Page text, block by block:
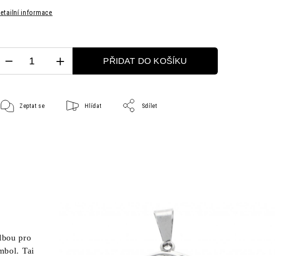
informace
PŘIDAT DO KOŠÍKU
Zeptat se Hlídat Sdílet
pro
Tai